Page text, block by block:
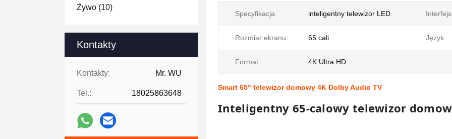
Żywo (10)
Kontakty
Kontakty: Mr. WU
Tel.: 18025863648
Specyfikacja: inteligentny telewizor LED
Rozmiar ekranu: 65 cali Język:
Format: 4K Ultra HD
Smart 65" telewizor domowy 4K Dolby Audio TV
Inteligentny 65-calowy telewizor